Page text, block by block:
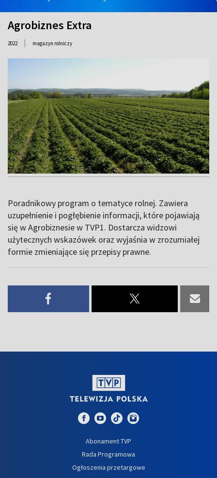
Agrobiznes Extra
2022 | magazyn rolniczy
Poradnikowy program o tematyce rolnej. Zawiera
uzupełnienie i pogłębienie informacji, które pojawiają
się w Agrobiznesie w TVP1. Dostarcza widzowi
użytecznych wskazówek oraz wyjaśnia w zrozumiałej
formie zmieniające się przepisy prawne.
Abonament TVP
Rada Programowa
Ogłoszenia przetargowe